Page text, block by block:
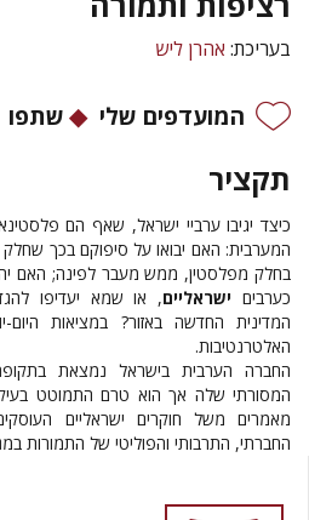
בעריכת: אהרן ליש
המועדפים שלי שתפו
תקציר
כיצד יגיבו ערביי ישראל, שאף הם
המערבית: האם יבואו על סיפוקם בכך
בחלק מפלסטין, ממש מעבר לפינה; האם
כערבים ישראליים, או שמא יעדיפו
המדינית החדשה באזור? במציאות
האלטרנטיבות.
החברה הערבית בישראל נמצאת
המסורתי שלה אך הוא טרם התמוטט
מאמרים משל חוקרים ישראליים
החברתי, התרבותי והפוליטי של התמורות